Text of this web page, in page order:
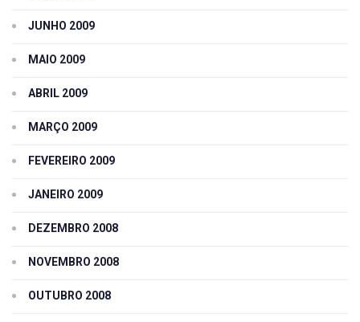
JUNHO 2009
MAIO 2009
ABRIL 2009
MARÇO 2009
FEVEREIRO 2009
JANEIRO 2009
DEZEMBRO 2008
NOVEMBRO 2008
OUTUBRO 2008